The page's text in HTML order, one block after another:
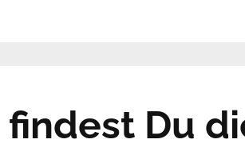
findest Du